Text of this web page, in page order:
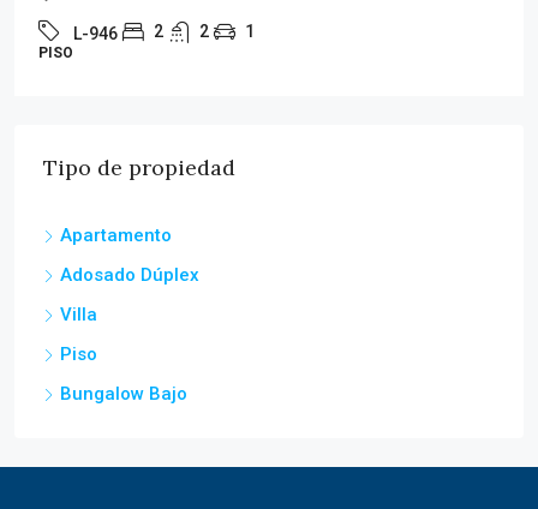
L-945 3 2 1
PISO
Tipo de propiedad
Apartamento
Adosado Dúplex
Villa
Piso
Bungalow Bajo